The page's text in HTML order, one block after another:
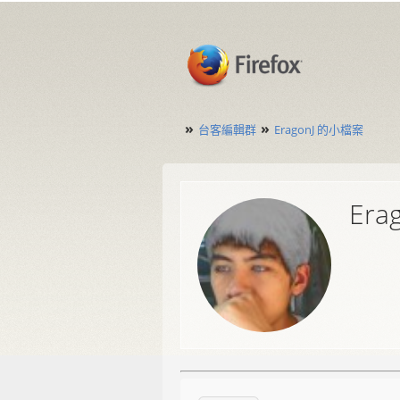
» 台客編輯群 » EragonJ 的小檔案